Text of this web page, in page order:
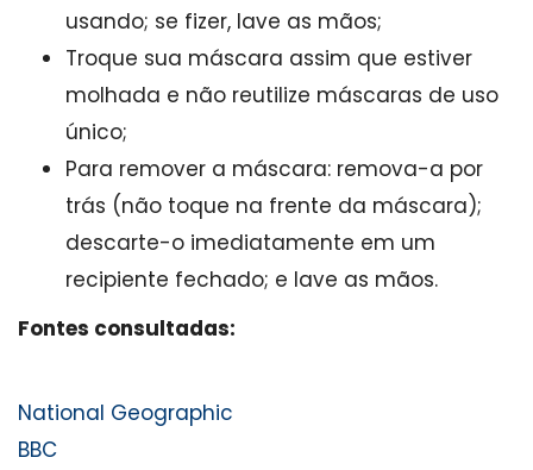
usando; se fizer, lave as mãos;
Troque sua máscara assim que estiver
molhada e não reutilize máscaras de uso
único;
Para remover a máscara: remova-a por
trás (não toque na frente da máscara);
descarte-o imediatamente em um
recipiente fechado; e lave as mãos.
Fontes consultadas:
National Geographic
BBC